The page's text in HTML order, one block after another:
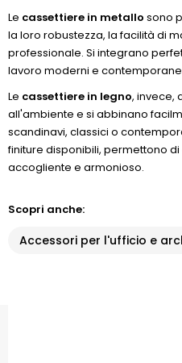
Le cassettiere in metallo sono
la loro robustezza, la facilità di
professionale. Si integrano
lavoro moderni e
Le cassettiere in legno, invece,
all'ambiente e si abbinano
scandinavi, classici o
finiture disponibili, permettono
accogliente e armonioso.
Scopri anche:
Accessori per l'ufficio e